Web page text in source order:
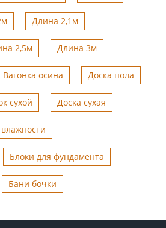
Длина 2,1м
2,5м Длина 3м
Вагонка осина Доска пола
сухой Доска сухая
Блоки для фундамента
Бани бочки